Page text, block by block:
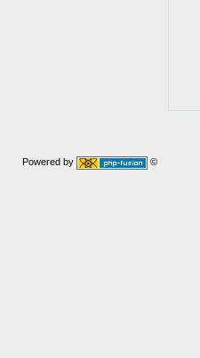
Powered by ©